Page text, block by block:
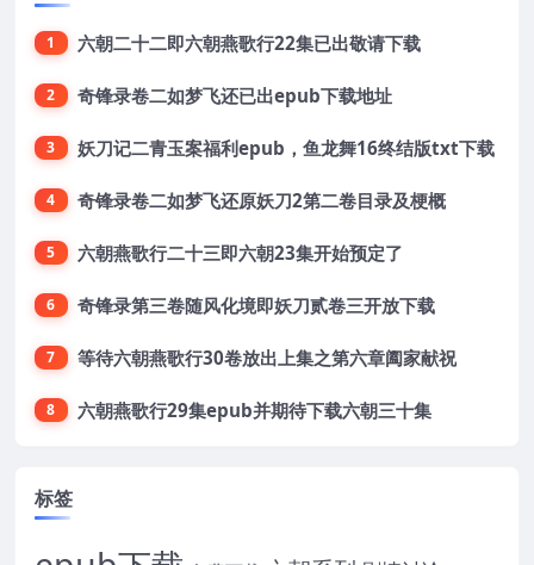
1 六朝二十二即六朝燕歌行22集已出敬请下载
2 奇锋录卷二如梦飞还已出epub下载地址
3 妖刀记二青玉案福利epub，鱼龙舞16终结版txt下载
4 奇锋录卷二如梦飞还原妖刀2第二卷目录及梗概
5 六朝燕歌行二十三即六朝23集开始预定了
6 奇锋录第三卷随风化境即妖刀贰卷三开放下载
7 等待六朝燕歌行30卷放出上集之第六章阖家献祝
8 六朝燕歌行29集epub并期待下载六朝三十集
标签